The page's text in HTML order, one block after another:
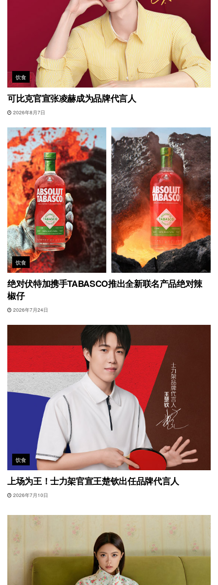
饮食
可比克官宣张凌赫成为品牌代言人
2026年8月7日
饮食
绝对伏特加携手TABASCO推出全新联名产品绝对辣
椒仔
2026年7月24日
饮食
上场为王！士力架官宣王楚钦出任品牌代言人
2026年7月10日